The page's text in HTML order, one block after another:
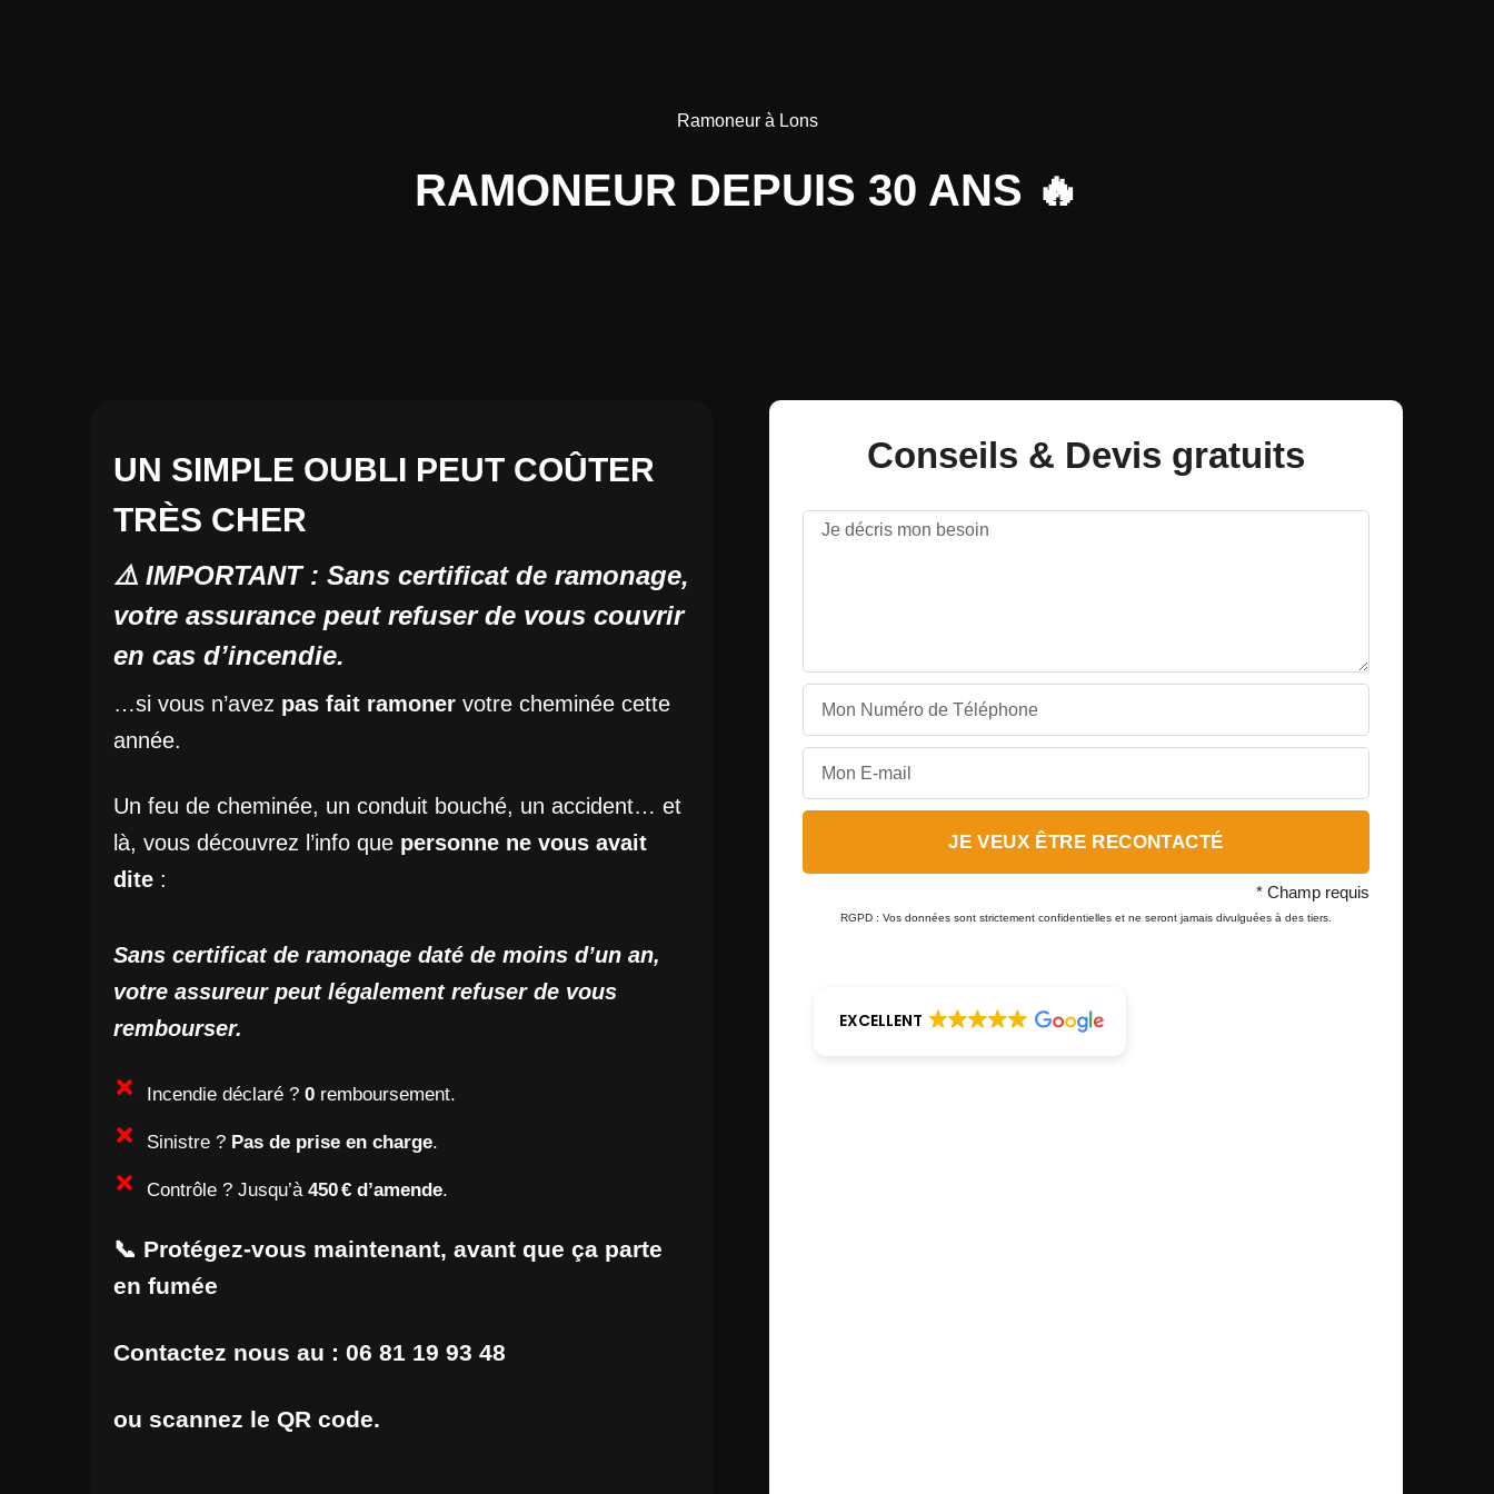
Ramoneur à Lons
RAMONEUR DEPUIS 30 ANS 🔥
UN SIMPLE OUBLI PEUT COÛTER
TRÈS CHER
⚠️ IMPORTANT : Sans certificat de ramonage,
votre assurance peut refuser de vous couvrir
en cas d’incendie.
…si vous n’avez pas fait ramoner votre cheminée cette
année.
Un feu de cheminée, un conduit bouché, un accident… et
là, vous découvrez l’info que personne ne vous avait
dite :
Sans certificat de ramonage daté de moins d’un an,
votre assureur peut légalement refuser de vous
rembourser.
Incendie déclaré ? 0 remboursement.
Sinistre ? Pas de prise en charge.
Contrôle ? Jusqu’à 450 € d’amende.
📞 Protégez-vous maintenant, avant que ça parte
en fumée
Contactez nous au : 06 81 19 93 48
ou scannez le QR code.
Conseils & Devis gratuits
JE VEUX ÊTRE RECONTACTÉ
* Champ requis
RGPD : Vos données sont strictement confidentielles et ne seront jamais divulguées à des tiers.
EXCELLENT